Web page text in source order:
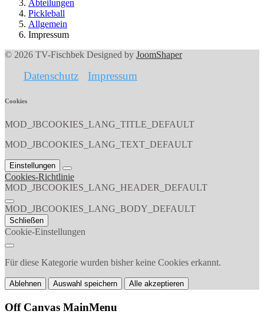
Abteilungen
Pickleball
Allgemein
Impressum
© 2026 TV-Fischbek Designed by JoomShaper
Datenschutz Impressum
Cookies
MOD_JBCOOKIES_LANG_TITLE_DEFAULT
MOD_JBCOOKIES_LANG_TEXT_DEFAULT
Einstellungen
Cookies-Richtlinie
MOD_JBCOOKIES_LANG_HEADER_DEFAULT
MOD_JBCOOKIES_LANG_BODY_DEFAULT
Schließen
Cookie-Einstellungen
Für diese Kategorie wurden bisher keine Cookies erkannt.
Ablehnen Auswahl speichern Alle akzeptieren
Off Canvas MainMenu